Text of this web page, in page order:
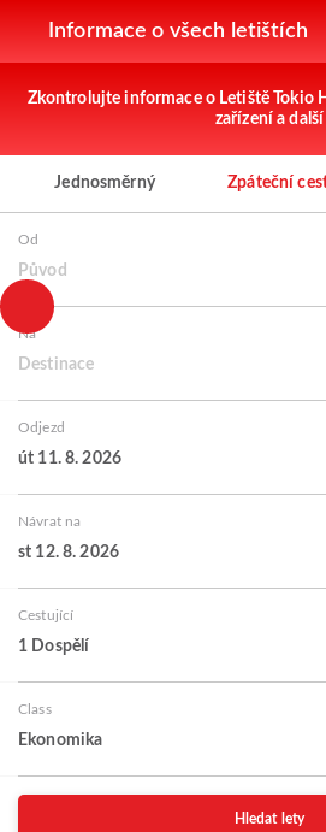
Informace o všech letištích
Zkontrolujte informace o Letiště Tokio
zařízení a další
Jednosměrný Zpáteční
Od
Původ
Na
Destinace
Odjezd
út 11. 8. 2026
Návrat na
st 12. 8. 2026
Cestující
1 Dospělí
Class
Ekonomika
Hledat lety